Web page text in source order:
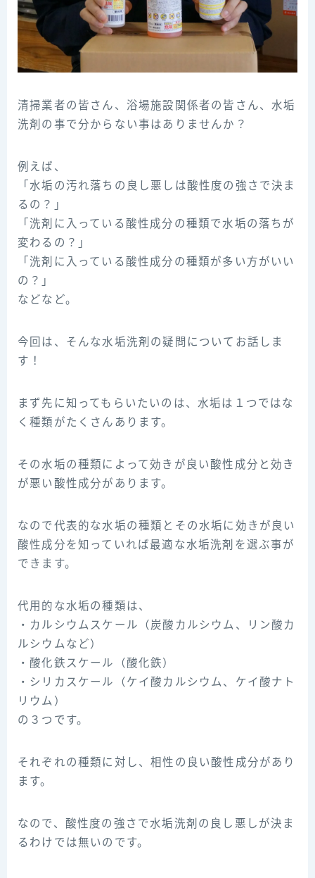
清掃業者の皆さん、浴場施設関係者の皆さん、水垢
洗剤の事で分からない事はありませんか？
例えば、
「水垢の汚れ落ちの良し悪しは酸性度の強さで決ま
るの？」
「洗剤に入っている酸性成分の種類で水垢の落ちが
変わるの？」
「洗剤に入っている酸性成分の種類が多い方がいい
の？」
などなど。
今回は、そんな水垢洗剤の疑問についてお話しま
す！
まず先に知ってもらいたいのは、水垢は１つではな
く種類がたくさんあります。
その水垢の種類によって効きが良い酸性成分と効き
が悪い酸性成分があります。
なので代表的な水垢の種類とその水垢に効きが良い
酸性成分を知っていれば最適な水垢洗剤を選ぶ事が
できます。
代用的な水垢の種類は、
・カルシウムスケール（炭酸カルシウム、リン酸カ
ルシウムなど）
・酸化鉄スケール（酸化鉄）
・シリカスケール（ケイ酸カルシウム、ケイ酸ナト
リウム）
の３つです。
それぞれの種類に対し、相性の良い酸性成分があり
ます。
なので、酸性度の強さで水垢洗剤の良し悪しが決ま
るわけでは無いのです。